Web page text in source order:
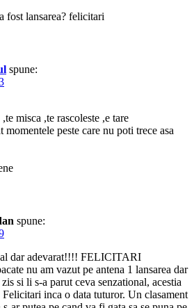
fost lansarea? felicitari
spune:
misca ,te rascoleste ,e tare
momentele peste care nu poti trece asa
spune:
dar adevarat!!!! FELICITARI
nu am vazut pe antena 1 lansarea dar
si li s-a parut ceva senzational, acestia
inca o data tuturor. Un clasament